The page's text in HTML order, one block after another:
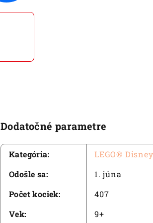
Dodatočné parametre
Kategória:
LEGO®
Odošle sa:
1. júna
Počet kociek:
407
Vek:
9+